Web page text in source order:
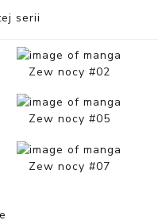
serii
Zew nocy #02
Zew nocy #05
Zew nocy #07